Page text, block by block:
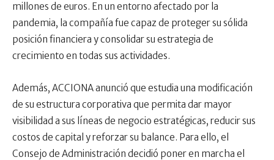
millones de euros. En un entorno afectado por la
pandemia, la compañía fue capaz de proteger su sólida
posición financiera y consolidar su estrategia de
crecimiento en todas sus actividades.
Además, ACCIONA anunció que estudia una modificación
de su estructura corporativa que permita dar mayor
visibilidad a sus líneas de negocio estratégicas, reducir sus
costos de capital y reforzar su balance. Para ello, el
Consejo de Administración decidió poner en marcha el